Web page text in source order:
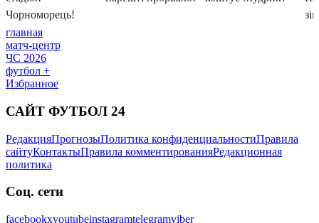
главная
матч-центр
ЧС 2026
футбол +
Избранное
САЙТ ФУТБОЛ 24
РедакцияПрогнозыПолитика конфиденциальностиПравила
сайтуКонтактыПравила комментированияРедакционная
политика
Соц. сети
facebookxyoutubeinstagramtelegramviber